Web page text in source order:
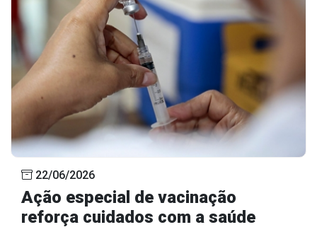
22/06/2026
Ação especial de vacinação
reforça cuidados com a saúde